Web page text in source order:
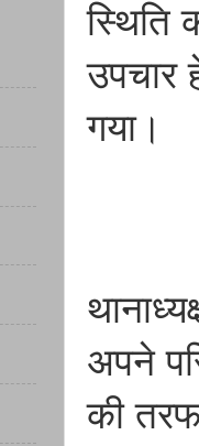
स्थिति
उपचार
गया।
अपने
की